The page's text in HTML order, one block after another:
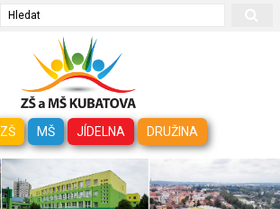
Hledat
ZŠ MŠ JÍDELNA DRUŽINA